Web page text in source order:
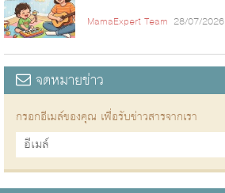
MamaExpert Team 28/07/2026
จดหมายข่าว
กรอกอีเมล์ของคุณ เพื่อรับข่าวสารจากเรา